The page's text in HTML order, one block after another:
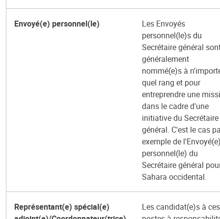
Envoyé(e) personnel(le)
Les Envoyés
personnel(le)s du
Secrétaire général
généralement
nommé(e)s à
quel rang et pour
entreprendre une
dans le cadre d'une
initiative du Secrétaire
général. C'est le cas
exemple de
personnel(le) du
Secrétaire général
Sahara occidental.
Représentant(e) spécial(e)
Les candidat(e)s à ces